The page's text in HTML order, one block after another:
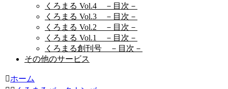
くろまる Vol.4 －目次－
くろまる Vol.3 －目次－
くろまる Vol.2 －目次－
くろまる Vol.1 －目次－
くろまる創刊号 －目次－
その他のサービス
ホーム